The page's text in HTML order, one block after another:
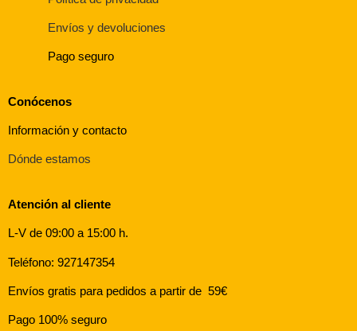
Envíos y devoluciones
Pago seguro
Conócenos
Información y contacto
Dónde estamos
Atención al cliente
L-V de 09:00 a 15:00 h.
Teléfono: 927147354
Envíos gratis para pedidos a partir de 59€
Pago 100% seguro